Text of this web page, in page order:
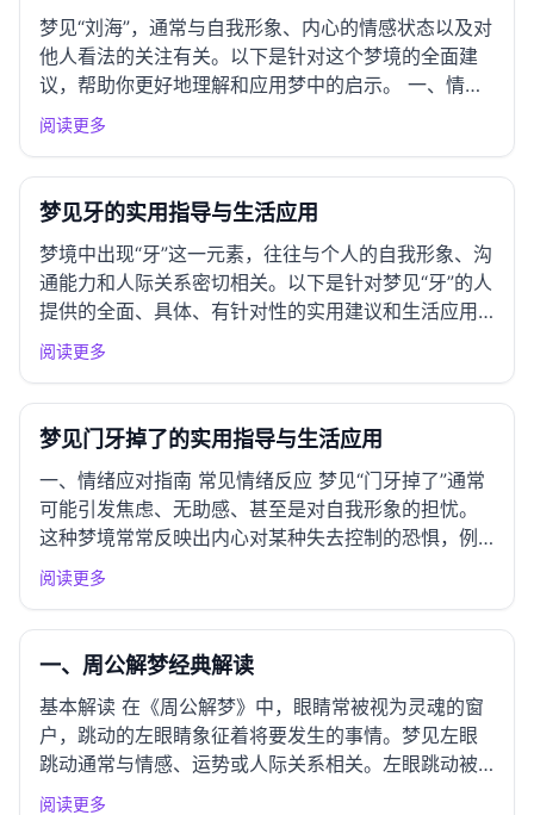
梦见“刘海”，通常与自我形象、内心的情感状态以及对
他人看法的关注有关。以下是针对这个梦境的全面建
议，帮助你更好地理解和应用梦中的启示。 一、情绪
应对指南 常见情绪反应 梦见“刘海”可能引发的情绪包
感）或安心（对自我形象的接受）。这些情绪可能源
于对自身形象...
阅读更多
梦见牙的实用指导与生活应用
梦境中出现“牙”这一元素，往往与个人的自我形象、沟
通能力和人际关系密切相关。以下是针对梦见“牙”的人
提供的全面、具体、有针对性的实用建议和生活应用
指导。 一、情绪应对指南 常见情绪反应 梦见牙可能
满。这些情绪通常源于对自我价值的疑虑或他人评价
的担忧。 负...
阅读更多
梦见门牙掉了的实用指导与生活应用
一、情绪应对指南 常见情绪反应 梦见“门牙掉了”通常
可能引发焦虑、无助感、甚至是对自我形象的担忧。
这种梦境常常反映出内心对某种失去控制的恐惧，例
如工作压力、对人际关系的焦虑，或是对自身价值的
尝试进行深呼吸，吸气时默数到四，屏住呼吸四秒，
缓慢呼气八秒，...
阅读更多
一、周公解梦经典解读
基本解读 在《周公解梦》中，眼睛常被视为灵魂的窗
户，跳动的左眼睛象征着将要发生的事情。梦见左眼
跳动通常与情感、运势或人际关系相关。左眼跳动被
认为是暗示有贵人相助，或是即将接收到好消息的预
阅读更多